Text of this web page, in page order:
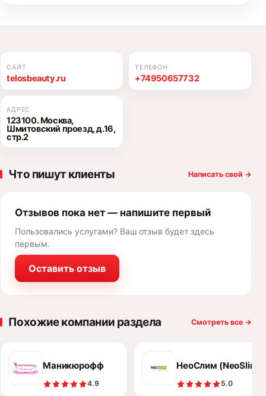
САЙТ
telosbeauty.ru
ТЕЛЕФОН
+74950657732
АДРЕС
123100. Москва,
Шмитовский проезд, д.16,
стр.2
Что пишут клиенты Написать свой →
Отзывов пока нет — напишите первый
Пользовались услугами? Ваш отзыв будет здесь
первым.
Оставить отзыв
Похожие компании раздела Смотреть все →
Маникюрофф
4.9
НеоСлим (NeoSlim)
5.0